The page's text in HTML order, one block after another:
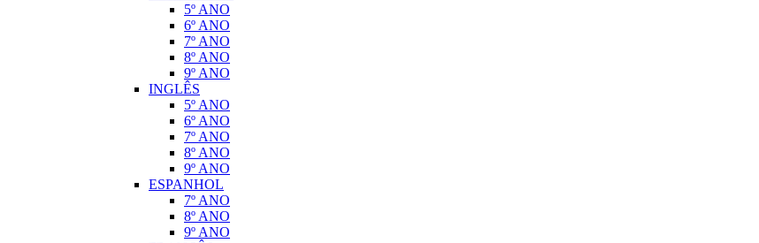
5º ANO
6º ANO
7º ANO
8º ANO
9º ANO
INGLÊS
5º ANO
6º ANO
7º ANO
8º ANO
9º ANO
ESPANHOL
7º ANO
8º ANO
9º ANO